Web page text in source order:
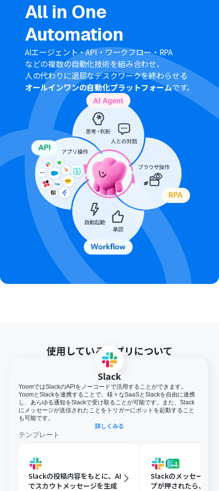
Slack、Google スプレッドシートのそれぞれとYoomを連
携してください。
All in One
Automation
AIエージェント・API・ワークフロー・RPA
などの複数の自動化技術を組み合わせ、
人の代わりに退屈なデスクワークを終わらせる
オールインワンの自動化プラットフォームです。
使用しているアプリについて
Slack
YoomではSlackのAPIをノーコードで活用することができます。
YoomとSlackを連携することで、様々なSaaSとSlackを自由に連携
し、あらゆる通知をSlackで受け取ることが可能です。また、Slack
にメッセージが送信されたことをトリガーにボットを起動すること
も可能です。
詳しくみる
テンプレート
Slackの投稿内容をもとに、AI
でスカウトメッセージを生成
Slackのメッセージに
プが押されたら、